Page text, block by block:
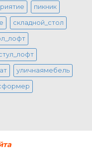
пикник
складной_стол
уличнаямебель